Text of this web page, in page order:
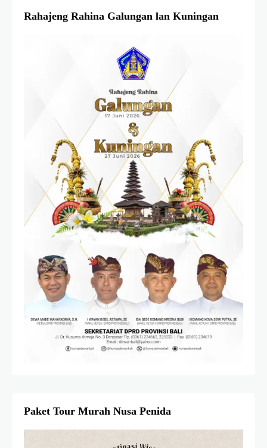
Rahajeng Rahina Galungan lan Kuningan
Paket Tour Murah Nusa Penida